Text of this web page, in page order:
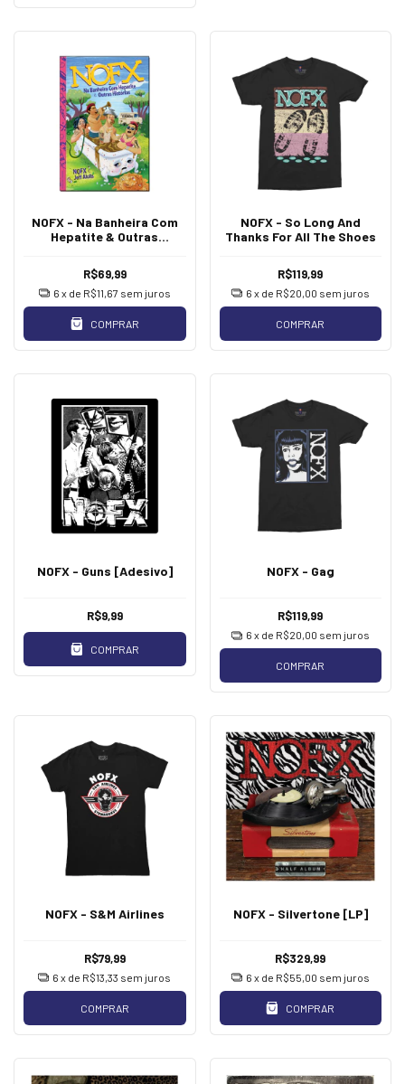
NOFX - Na Banheira Com
Hepatite & Outras
R$69,99
6 x de R$11,67 sem juros
COMPRAR
NOFX - So Long And
Thanks For All The Shoes
R$119,99
6 x de R$20,00 sem juros
COMPRAR
NOFX - Guns [Adesivo]
R$9,99
COMPRAR
NOFX - Gag
R$119,99
6 x de R$20,00 sem juros
COMPRAR
NOFX - S&M Airlines
R$79,99
6 x de R$13,33 sem juros
COMPRAR
NOFX - Silvertone [LP]
R$329,99
6 x de R$55,00 sem juros
COMPRAR